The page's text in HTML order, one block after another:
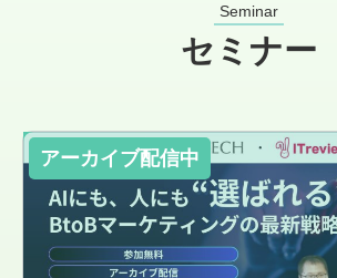
Seminar
セミナー